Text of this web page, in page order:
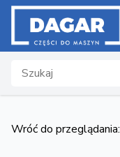
Search
Wróć do przeglądania: